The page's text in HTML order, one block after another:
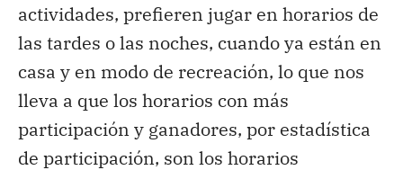
actividades, prefieren jugar en horarios de
las tardes o las noches, cuando ya están en
casa y en modo de recreación, lo que nos
lleva a que los horarios con más
participación y ganadores, por estadística
de participación, son los horarios